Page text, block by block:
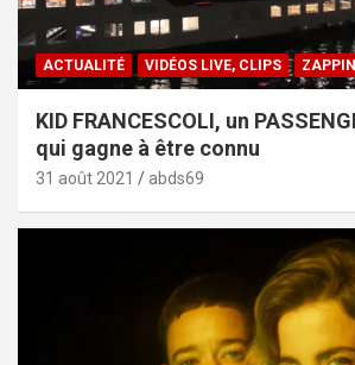
ACTUALITÉ VIDÉOS LIVE, CLIPS
KID FRANCESCOLI, un
qui gagne à être connu
31 août 2021 abds69